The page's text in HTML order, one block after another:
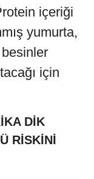
içeriği
yumurta,
için
DİK
RİSKİNİ